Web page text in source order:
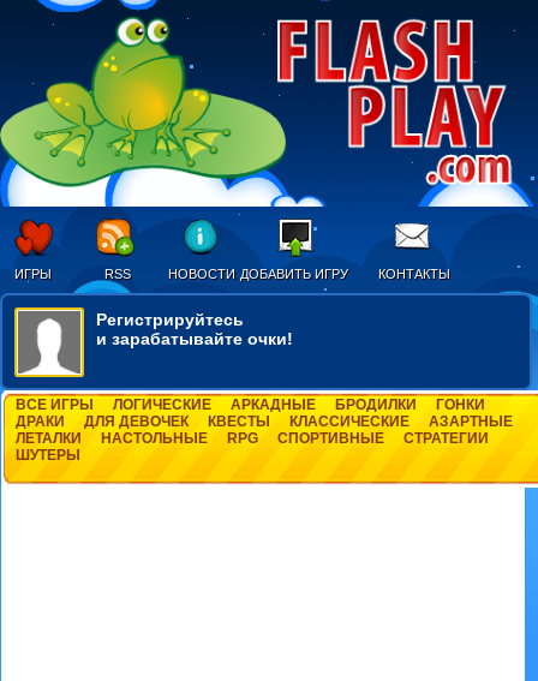
ИГРЫ RSS НОВОСТИ ДОБАВИТЬ ИГРУ КОНТАКТЫ
Регистрируйтесь
и зарабатывайте очки!
ВСЕ ИГРЫ ЛОГИЧЕСКИЕ АРКАДНЫЕ БРОДИЛКИ
ГОНКИ
ДРАКИ
ДЛЯ ДЕВОЧЕК КВЕСТЫ КЛАССИЧЕСКИЕ
АЗАРТНЫЕ
ЛЕТАЛКИ
НАСТОЛЬНЫЕ RPG СПОРТИВНЫЕ
СТРАТЕГИИ
ШУТЕРЫ